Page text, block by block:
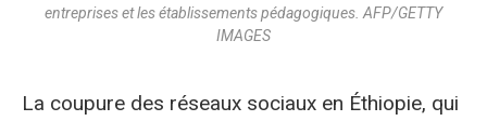
entreprises et les établissements pédagogiques. AFP/GETTY
IMAGES
La coupure des réseaux sociaux en Éthiopie, qui